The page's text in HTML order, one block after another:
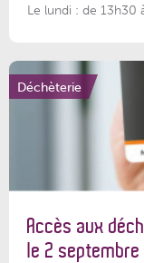
Le lundi : de 13h30
Déchèterie
Accès aux
le 2 septembre